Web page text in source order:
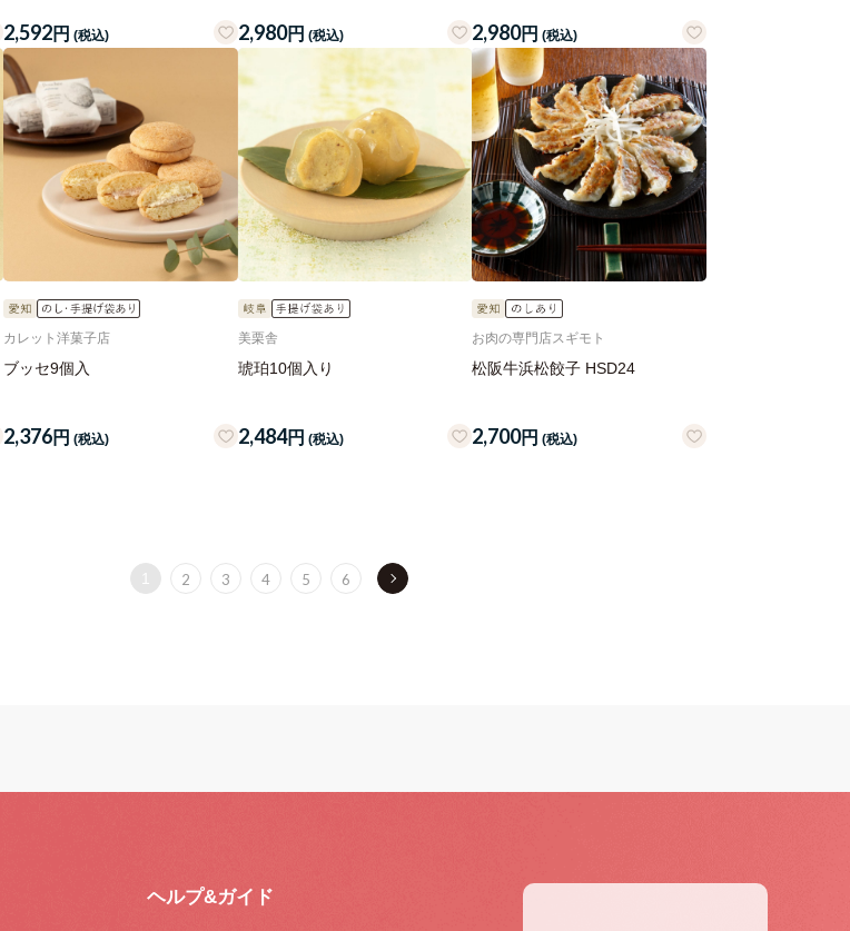
2,592円 (税込) 2,980円 (税込) 2,980円 (税込)
カレット洋菓子店
ブッセ9個入
2,376円 (税込)
美栗舎
琥珀10個入り
2,484円 (税込)
お肉の専門店スギモト
松阪牛浜松餃子 HSD24
2,700円 (税込)
2 3 4 5 6
ヘルプ&ガイド